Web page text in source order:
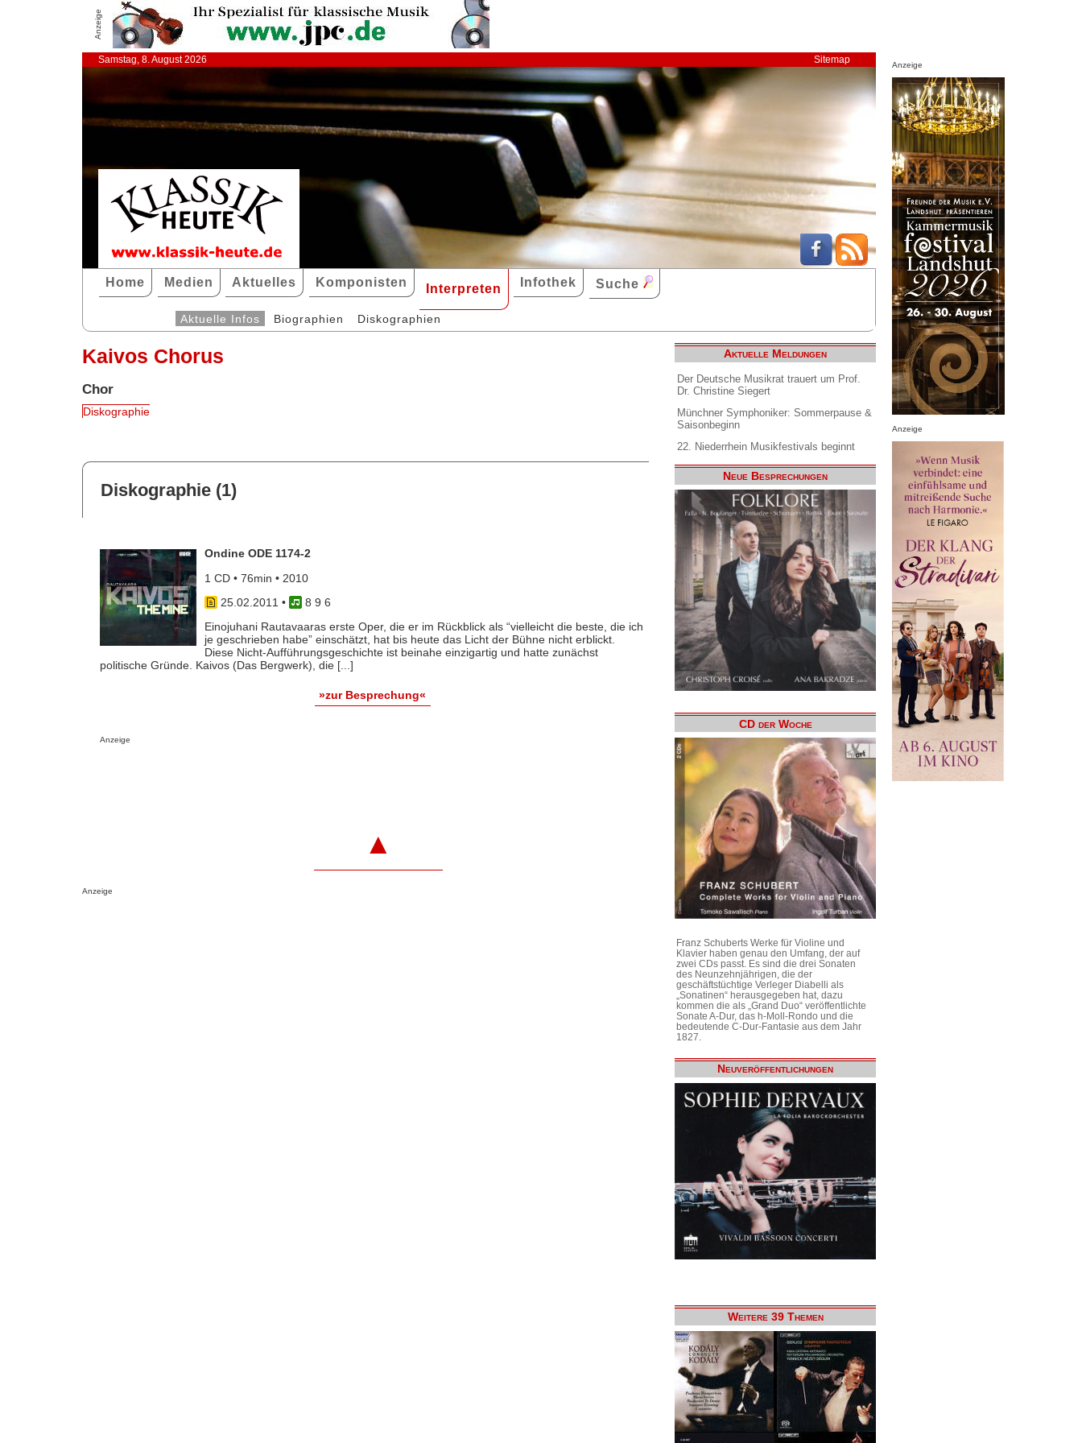
Anzeige
Samstag, 8. August 2026 Sitemap
Home Medien Aktuelles Komponisten Interpreten Infothek Suche
Aktuelle Infos Biographien Diskographien
Kaivos Chorus
Chor
Diskographie
Diskographie (1)
Ondine ODE 1174-2
1 CD • 76min • 2010
25.02.2011 •
8 9 6
Einojuhani Rautavaaras erste Oper, die er im Rückblick als “vielleicht die beste, die ich
je geschrieben habe” einschätzt, hat bis heute das Licht der Bühne nicht erblickt.
Diese Nicht-Aufführungsgeschichte ist beinahe einzigartig und hatte zunächst
politische Gründe. Kaivos (Das Bergwerk), die [...]
»zur Besprechung«
Anzeige
▲
Anzeige
Aktuelle Meldungen
Der Deutsche Musikrat trauert um Prof.
Dr. Christine Siegert
Münchner Symphoniker: Sommerpause &
Saisonbeginn
22. Niederrhein Musikfestivals beginnt
Neue Besprechungen
CD der Woche
Franz Schuberts Werke für Violine und
Klavier haben genau den Umfang, der auf
zwei CDs passt. Es sind die drei Sonaten
des Neunzehnjährigen, die der
geschäftstüchtige Verleger Diabelli als
„Sonatinen“ herausgegeben hat, dazu
kommen die als „Grand Duo“ veröffentlichte
Sonate A-Dur, das h-Moll-Rondo und die
bedeutende C-Dur-Fantasie aus dem Jahr
1827.
Neuveröffentlichungen
Weitere 39 Themen
Anzeige
Anzeige